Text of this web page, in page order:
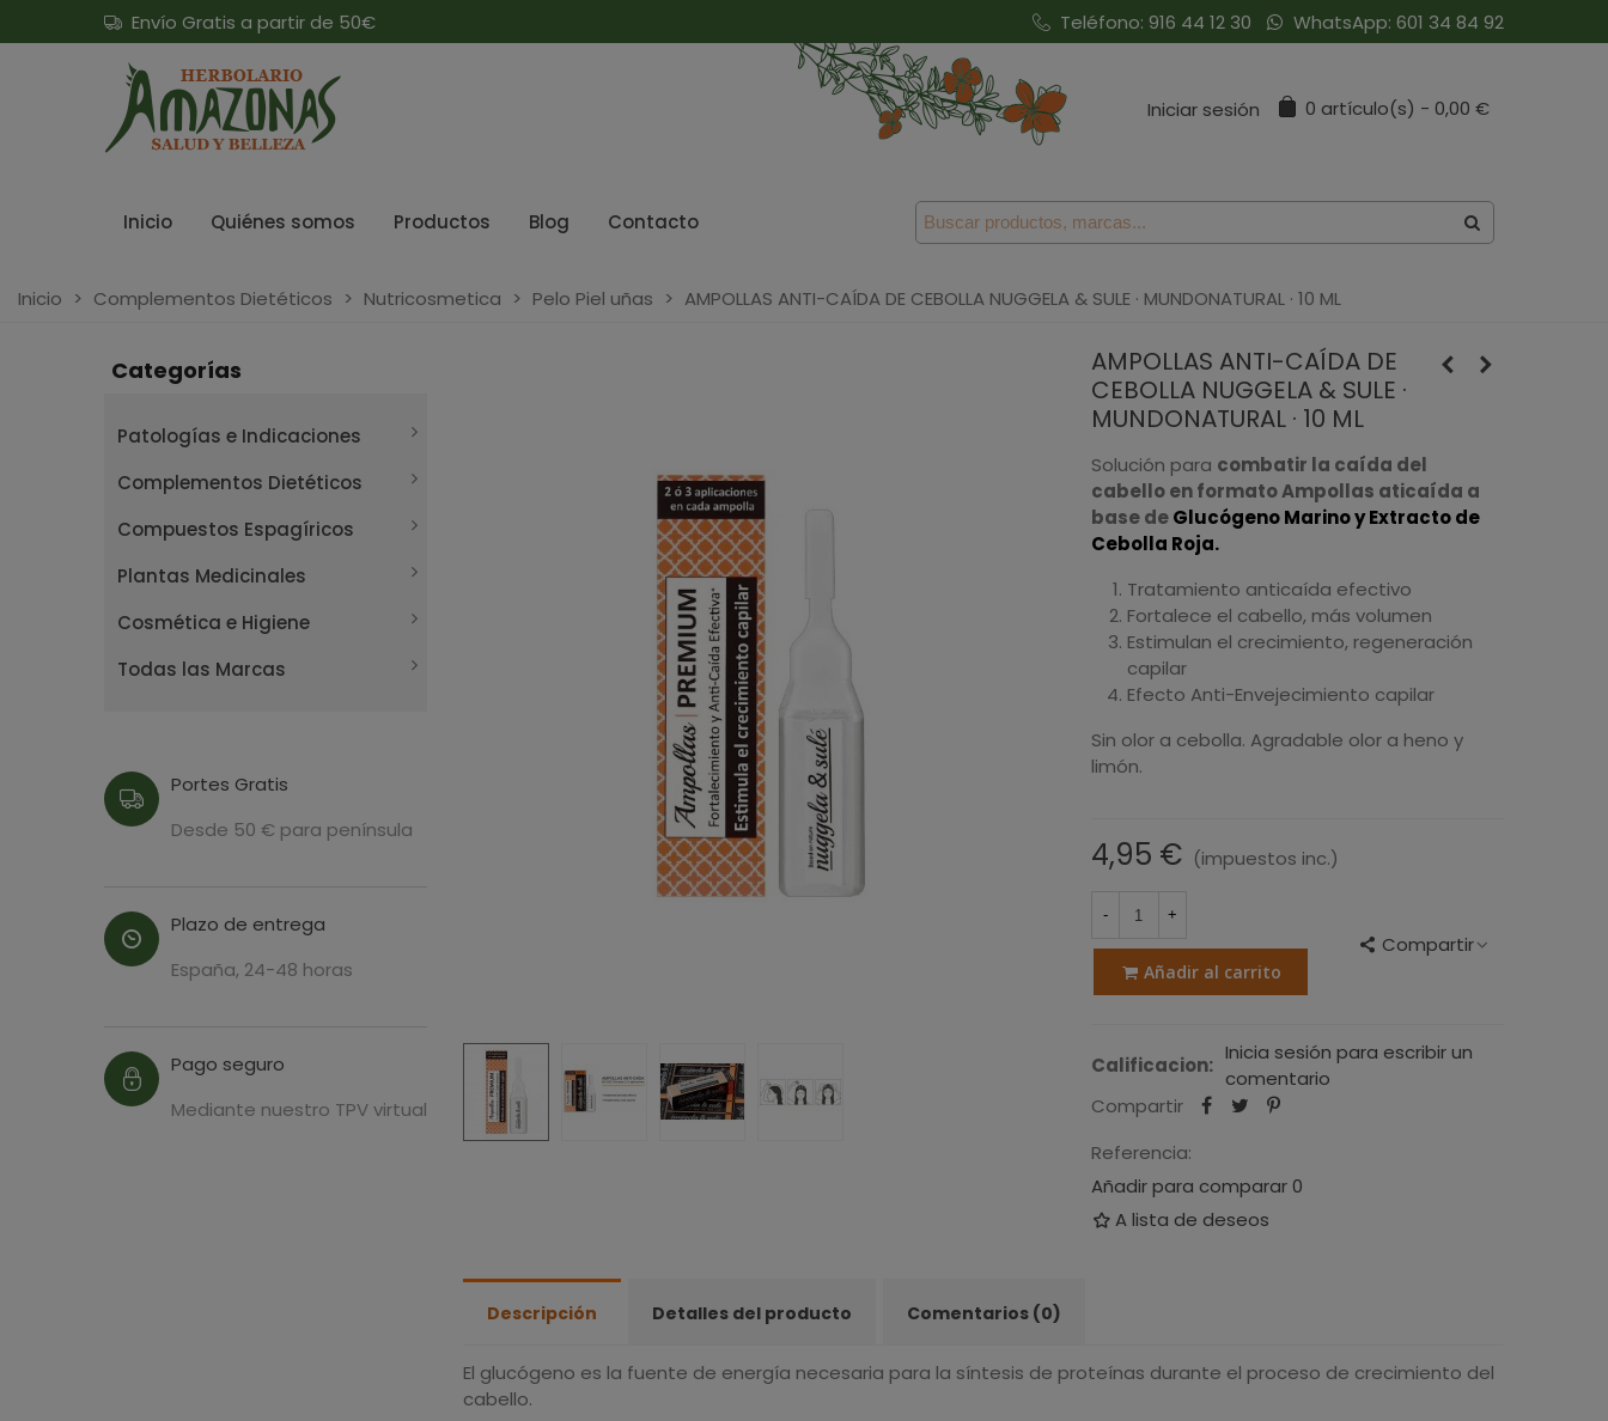
Envío Gratis a partir de 50€ Teléfono: 916 44 12 30 WhatsApp: 601 34 84 92
Iniciar sesión 0 artículo(s) - 0,00 €
Inicio Quiénes somos Productos Blog Contacto
Inicio > Complementos Dietéticos > Nutricosmetica > Pelo Piel uñas > AMPOLLAS ANTI-CAÍDA DE CEBOLLA NUGGELA & SULE · MUNDONATURAL · 10 ML
Categorías
Patologías e Indicaciones
Complementos Dietéticos
Compuestos Espagíricos
Plantas Medicinales
Cosmética e Higiene
Todas las Marcas
Portes Gratis
Desde 50 € para península
Plazo de entrega
España, 24-48 horas
Pago seguro
Mediante nuestro TPV virtual
AMPOLLAS ANTI-CAÍDA DE
CEBOLLA NUGGELA & SULE ·
MUNDONATURAL · 10 ML
Solución para combatir la caída del
cabello en formato Ampollas aticaída a
base deGlucógeno Marino y Extracto de
Cebolla Roja.
Tratamiento anticaída efectivo
Fortalece el cabello, más volumen
Estimulan el crecimiento, regeneración
capilar
Efecto Anti-Envejecimiento capilar
Sin olor a cebolla. Agradable olor a heno y
limón.
4,95 € (impuestos inc.)
- +
Añadir al carrito
Compartir
Calificacion:
Inicia sesión para escribir un
comentario
Compartir
Referencia:
Añadir para comparar0
A lista de deseos
Descripción Detalles del producto Comentarios (0)
El glucógeno es la fuente de energía necesaria para la síntesis de proteínas durante el proceso de crecimiento del
cabello.